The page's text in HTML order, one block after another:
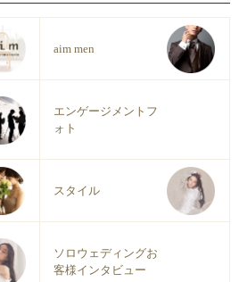
aim men
エンゲージメントフ
ォト
スタイル
ソロウェディングお
客様インタビュー